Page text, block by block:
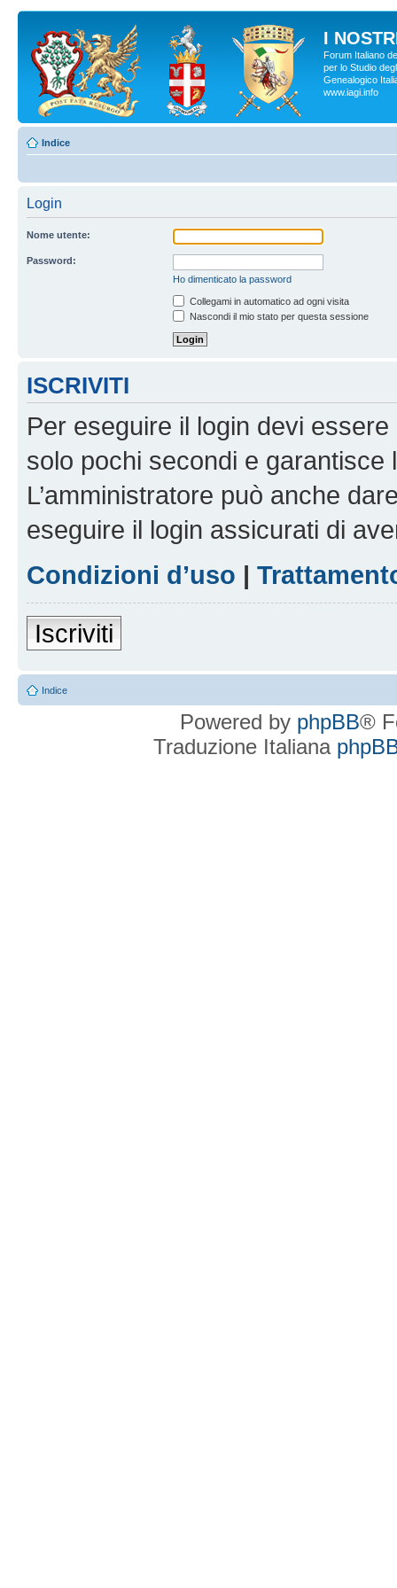
I
Forum Italiano
per lo Studio
Genealogico
www.iagi.info
Indice
Login
Nome utente:
Password:
Ho dimenticato la password
Collegami in automatico ad ogni visita
Nascondi il mio stato per questa sessione
ISCRIVITI
Per eseguire il login devi
solo pochi secondi e garantisce
L’amministratore può anche
eseguire il login assicurati di
Condizioni d’uso |
Iscriviti
Indice
Powered by phpBB®
Traduzione Italiana